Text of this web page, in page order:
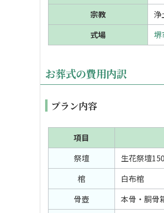
宗教
浄
式場
お葬式の費用内訳
プラン内容
項目
祭壇
生花祭壇
棺
白布棺
骨壺
本骨・胴骨